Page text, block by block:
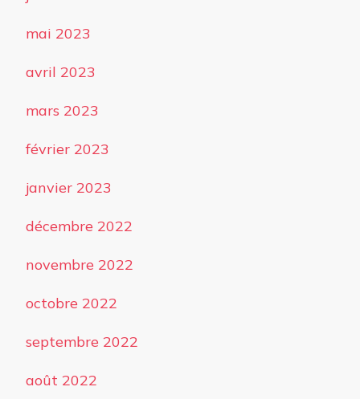
mai 2023
avril 2023
mars 2023
février 2023
janvier 2023
décembre 2022
novembre 2022
octobre 2022
septembre 2022
août 2022